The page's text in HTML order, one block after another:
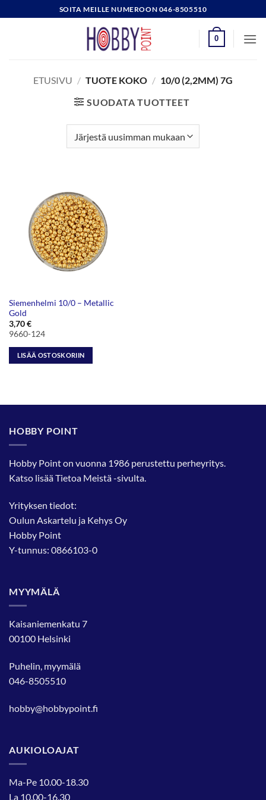
to
SOITA MEILLE NUMEROON 046-8505510
0
ETUSIVU / TUOTE KOKO / 10/0 (2,2MM) 7G
SUODATA TUOTTEET
Siemenhelmi 10/0 – Metallic
Gold
3,70€
9660-124
LISÄÄ OSTOSKORIIN
HOBBY POINT
Hobby Point on vuonna 1986 perustettu perheyritys.
Katso lisääTietoa Meistä-sivulta.
Yrityksen tiedot:
Oulun Askartelu ja Kehys Oy
Hobby Point
Y-tunnus: 0866103-0
MYYMÄLÄ
Kaisaniemenkatu 7
00100 Helsinki
Puhelin, myymälä
046-8505510
hobby@hobbypoint.fi
AUKIOLOAJAT
Ma-Pe 10.00-18.30
La 10.00-16.30